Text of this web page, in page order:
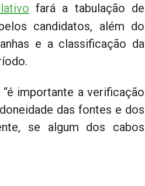
fará a tabulação de
candidatos, além do
e a classificação da
importante a verificação
das fontes e dos
se algum dos cabos